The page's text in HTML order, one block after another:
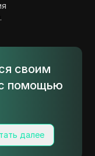
своим
помощью
далее